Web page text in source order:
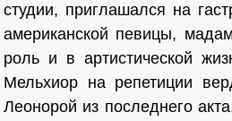
сту­дии, приглашался на
американской певицы,
роль и в артистической
Мельхиор на репети­ции
Леонорой из последнего